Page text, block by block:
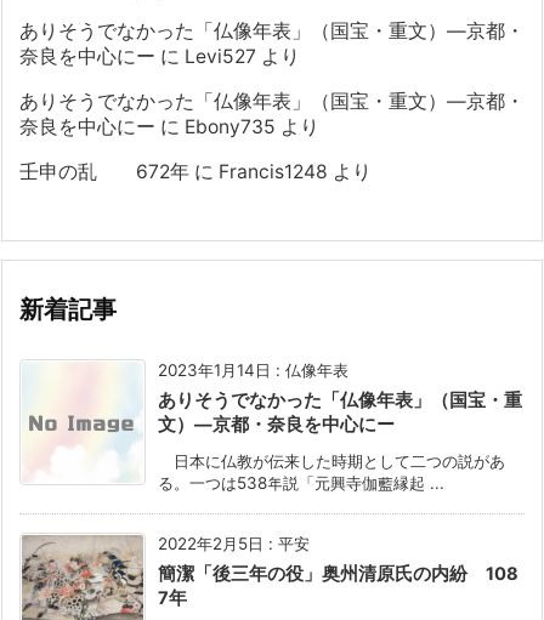
ありそうでなかった「仏像年表」（国宝・重文）―京都・
奈良を中心にー に Levi527 より
ありそうでなかった「仏像年表」（国宝・重文）―京都・
奈良を中心にー に Ebony735 より
壬申の乱 672年 に Francis1248 より
新着記事
2023年1月14日 : 仏像年表
ありそうでなかった「仏像年表」（国宝・重
文）―京都・奈良を中心にー
日本に仏教が伝来した時期として二つの説があ
る。一つは538年説「元興寺伽藍縁起 ...
2022年2月5日 : 平安
簡潔「後三年の役」奥州清原氏の内紛 108
7年